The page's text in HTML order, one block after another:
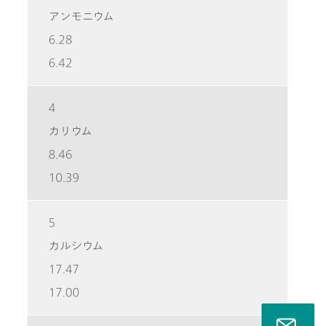
アンモニウム
6.28
6.42
4
カリウム
8.46
10.39
5
カルシウム
17.47
17.00